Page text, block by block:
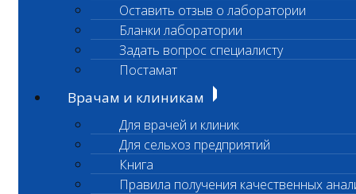
Оставить отзыв о лаборатории
Бланки лаборатории
Задать вопрос специалисту
Постамат
Врачам и клиникам
Для врачей и клиник
Для сельхоз предприятий
Книга
Правила получения качественных